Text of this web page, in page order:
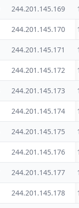
244.201.145.169
244.201.145.170
244.201.145.171
244.201.145.172
244.201.145.173
244.201.145.174
244.201.145.175
244.201.145.176
244.201.145.177
244.201.145.178